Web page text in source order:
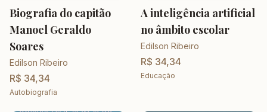
Biografia do capitão
Manoel Geraldo
Soares
Edilson Ribeiro
R$ 34,34
Autobiografia
A inteligência artificial
no âmbito escolar
Edilson Ribeiro
R$ 34,34
Educação